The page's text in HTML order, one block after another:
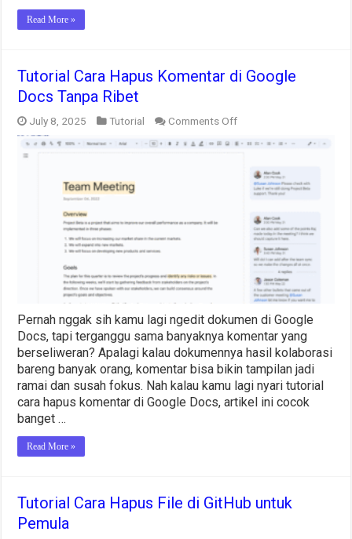
Read More »
Tutorial Cara Hapus Komentar di Google
Docs Tanpa Ribet
July 8, 2025 Tutorial Comments Offon
Cara
Komentar
Google
Tanpa
Ribet
Pernah nggak sih kamu lagi ngedit dokumen di Google
Docs, tapi terganggu sama banyaknya komentar yang
berseliweran? Apalagi kalau dokumennya hasil kolaborasi
bareng banyak orang, komentar bisa bikin tampilan jadi
ramai dan susah fokus. Nah kalau kamu lagi nyari tutorial
cara hapus komentar di Google Docs, artikel ini cocok
banget …
Read More »
Tutorial Cara Hapus File di GitHub untuk
Pemula